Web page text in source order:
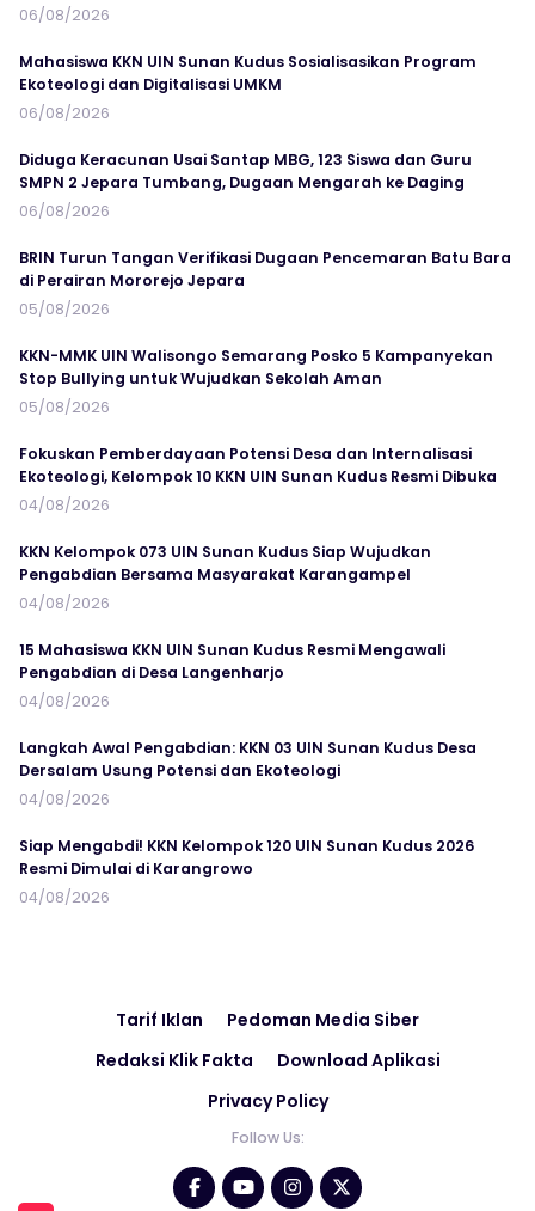
06/08/2026
Mahasiswa KKN UIN Sunan Kudus Sosialisasikan Program
Ekoteologi dan Digitalisasi UMKM
06/08/2026
Diduga Keracunan Usai Santap MBG, 123 Siswa dan Guru
SMPN 2 Jepara Tumbang, Dugaan Mengarah ke Daging
06/08/2026
BRIN Turun Tangan Verifikasi Dugaan Pencemaran Batu Bara
di Perairan Mororejo Jepara
05/08/2026
KKN-MMK UIN Walisongo Semarang Posko 5 Kampanyekan
Stop Bullying untuk Wujudkan Sekolah Aman
05/08/2026
Fokuskan Pemberdayaan Potensi Desa dan Internalisasi
Ekoteologi, Kelompok 10 KKN UIN Sunan Kudus Resmi Dibuka
04/08/2026
KKN Kelompok 073 UIN Sunan Kudus Siap Wujudkan
Pengabdian Bersama Masyarakat Karangampel
04/08/2026
15 Mahasiswa KKN UIN Sunan Kudus Resmi Mengawali
Pengabdian di Desa Langenharjo
04/08/2026
Langkah Awal Pengabdian: KKN 03 UIN Sunan Kudus Desa
Dersalam Usung Potensi dan Ekoteologi
04/08/2026
Siap Mengabdi! KKN Kelompok 120 UIN Sunan Kudus 2026
Resmi Dimulai di Karangrowo
04/08/2026
Tarif Iklan
Pedoman Media Siber
Redaksi Klik Fakta
Download Aplikasi
Privacy Policy
Follow Us: